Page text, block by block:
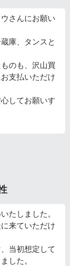
さんにお願い
庫、タンスと
のも、沢山買
支払いただけ
してお願いす
たしました。
来ていただけ
当初想定して
した。